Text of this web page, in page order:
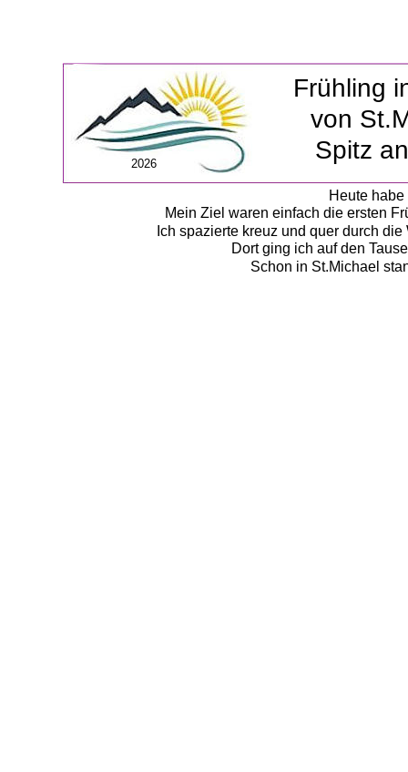
Heute
Mein Ziel waren einfach die ersten
Ich spazierte kreuz und quer durch
Dort ging ich auf den
Schon in St.Michael
Frühling
von
Spitz
2026